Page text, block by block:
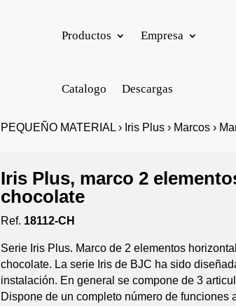
Productos Empresa
Catalogo Descargas
PEQUEÑO MATERIAL › Iris Plus › Marcos ›
Iris Plus, marco 2
chocolate
Ref. 18112-CH
Serie Iris Plus. Marco de 2 elementos
chocolate. La serie Iris de BJC ha sido
instalación. En general se compone de 3
Dispone de un completo número de funciones